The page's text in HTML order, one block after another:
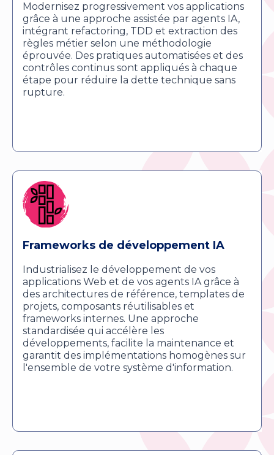
Modernisez progressivement vos applications
grâce à une approche assistée par agents IA,
intégrant refactoring, TDD et extraction des
règles métier selon une méthodologie
éprouvée. Des pratiques automatisées et des
contrôles continus sont appliqués à chaque
étape pour réduire la dette technique sans
rupture.
Frameworks de développement IA
Industrialisez le développement de vos
applications Web et de vos agents IA grâce à
des architectures de référence, templates de
projets, composants réutilisables et
frameworks internes. Une approche
standardisée qui accélère les
développements, facilite la maintenance et
garantit des implémentations homogènes sur
l'ensemble de votre système d'information.